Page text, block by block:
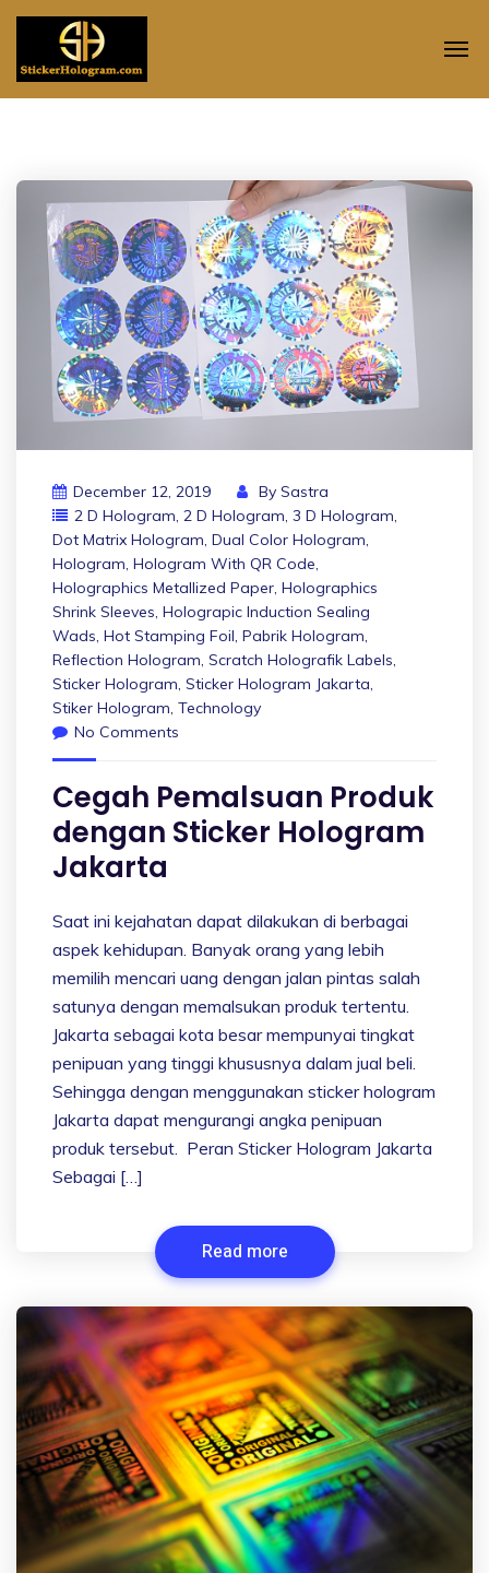
December 12, 2019 By Sastra
2 D Hologram, 2 D Hologram, 3 D Hologram,
Dot Matrix Hologram, Dual Color Hologram,
Hologram, Hologram With QR Code,
Holographics Metallized Paper, Holographics
Shrink Sleeves, Holograpic Induction Sealing
Wads, Hot Stamping Foil, Pabrik Hologram,
Reflection Hologram, Scratch Holografik Labels,
Sticker Hologram, Sticker Hologram Jakarta,
Stiker Hologram, Technology
No Comments
Cegah Pemalsuan Produk
dengan Sticker Hologram
Jakarta
Saat ini kejahatan dapat dilakukan di berbagai
aspek kehidupan. Banyak orang yang lebih
memilih mencari uang dengan jalan pintas salah
satunya dengan memalsukan produk tertentu.
Jakarta sebagai kota besar mempunyai tingkat
penipuan yang tinggi khususnya dalam jual beli.
Sehingga dengan menggunakan sticker hologram
Jakarta dapat mengurangi angka penipuan
produk tersebut. Peran Sticker Hologram Jakarta
Sebagai […]
Read more